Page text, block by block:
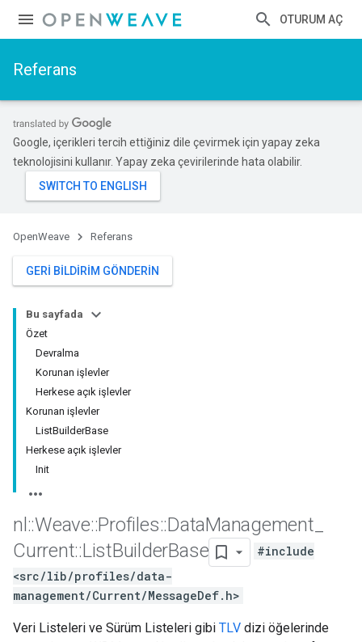
OTURUM AÇ
Referans
Google, içerikleri tercih ettiğiniz dile çevirmek için yapay zeka
teknolojisini kullanır. Yapay zeka çevirilerinde hata olabilir.
OpenWeave Referans
GERI BILDIRIM GÖNDERIN
Bu sayfada
Özet
Devralma
Korunan işlevler
Herkese açık işlevler
Korunan işlevler
ListBuilderBase
Herkese açık işlevler
Init
nl ::Weave::Profiles::DataManagement
Current::ListBuilderBase
#include
<src/lib/profiles/data-
management/Current/MessageDef.h>
Veri Listeleri ve Sürüm Listeleri gibi TLV dizi öğelerinde